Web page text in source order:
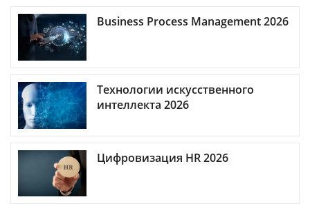
Business Process Management 2026
Технологии искусственного
интеллекта 2026
Цифровизация HR 2026